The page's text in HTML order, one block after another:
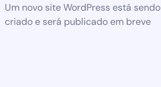
Um novo site WordPress está sendo
criado e será publicado em breve